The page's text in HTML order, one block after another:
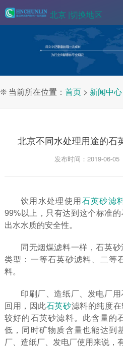
北京 |切换地区
❊ 当前所在位置： 首页 > 新闻中心
北京不同水处理用途的石
发布时间：2019-06-05
饮用水处理使用 石英砂滤
99%以上，只有达到这个标准
出水水质的安全性。
同无烟煤滤料一样，石英
类型：一等石英砂滤料、二等
料。
印刷厂、造纸厂、发电厂
回用，因此石英砂滤料的纯度
较好的石英砂滤料。此含量的
低，同时矿物质含量也能达到
厂、造纸厂、发电厂使用来说，